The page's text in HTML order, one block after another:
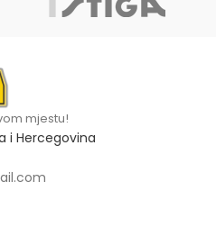
mjestu!
i Hercegovina